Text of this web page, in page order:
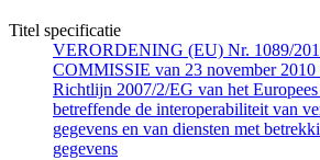
Titel specificatie
VERORDENING (EU) Nr. 1089/
COMMISSIE van 23 november 2010
Richtlijn 2007/2/EG van het Europees
betreffende de interoperabiliteit van
gegevens en van diensten met
gegevens